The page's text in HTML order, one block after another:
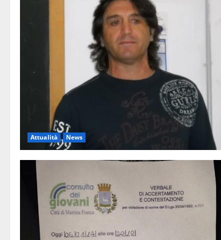
Attualità News